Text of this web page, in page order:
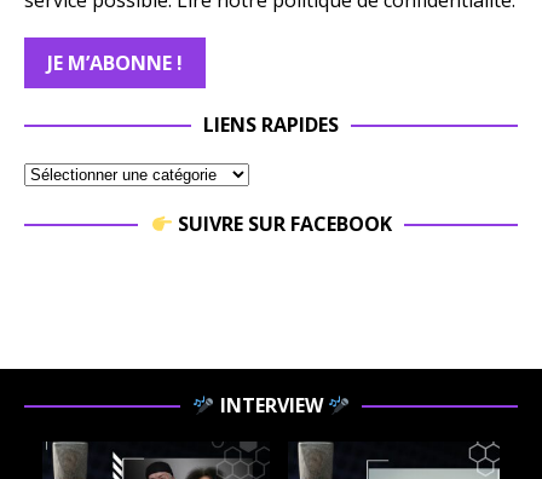
LIENS RAPIDES
SUIVRE SUR FACEBOOK
INTERVIEW